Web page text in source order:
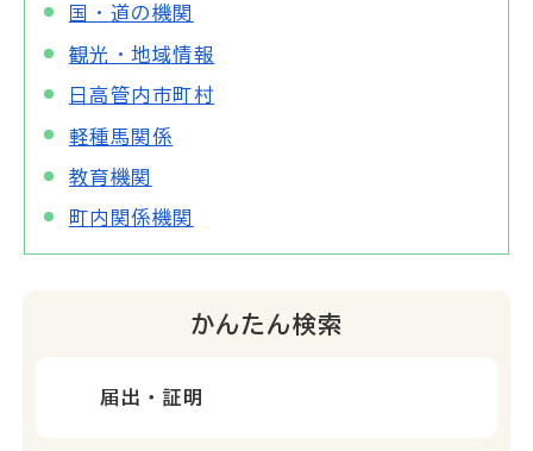
国・道の機関
観光・地域情報
日高管内市町村
軽種馬関係
教育機関
町内関係機関
かんたん検索
届出・証明